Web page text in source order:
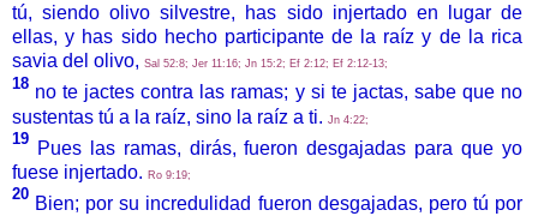
tú, siendo olivo silvestre, has sido injertado en lugar de
ellas, y has sido hecho participante de la raíz y de la rica
savia del olivo, Sal 52:8; Jer 11:16; Jn 15:2; Ef 2:12; Ef 2:12-13;
18 no te jactes contra las ramas; y si te jactas, sabe que no
sustentas tú a la raíz, sino la raíz a ti. Jn 4:22;
19 Pues las ramas, dirás, fueron desgajadas para que yo
fuese injertado. Ro 9:19;
20 Bien; por su incredulidad fueron desgajadas, pero tú por